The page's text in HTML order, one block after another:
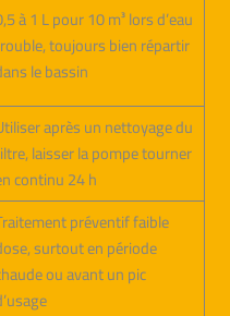
à 1 L pour 10 m³ lors d’eau
toujours bien répartir
le bassin
après un nettoyage du
laisser la pompe tourner
continu 24 h
préventif faible
surtout en période
ou avant un pic